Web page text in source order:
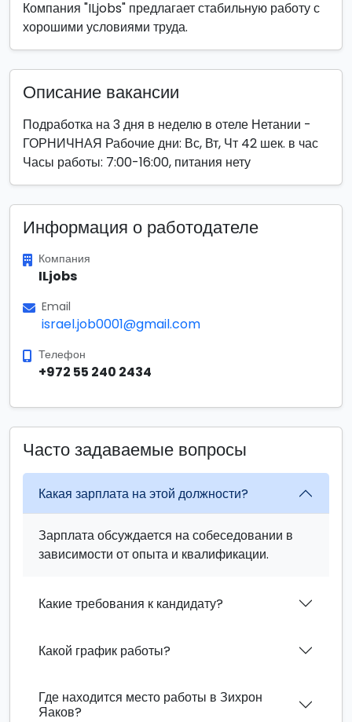
Компания "ILjobs" предлагает стабильную работу с
хорошими условиями труда.
Описание вакансии
Подработка на 3 дня в неделю в отеле Нетании -
ГОРНИЧНАЯ Рабочие дни: Вс, Вт, Чт 42 шек. в час
Часы работы: 7:00-16:00, питания нету
Информация о работодателе
Компания
ILjobs
Email
israel.job0001@gmail.com
Телефон
+972 55 240 2434
Часто задаваемые вопросы
Какая зарплата на этой должности?
Зарплата обсуждается на собеседовании в
зависимости от опыта и квалификации.
Какие требования к кандидату?
Какой график работы?
Где находится место работы в Зихрон
Яаков?